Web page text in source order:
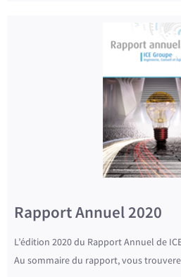
Rapport Annuel 2020
L’édition 2020 du Rapport Annuel de
Au sommaire du rapport, vous